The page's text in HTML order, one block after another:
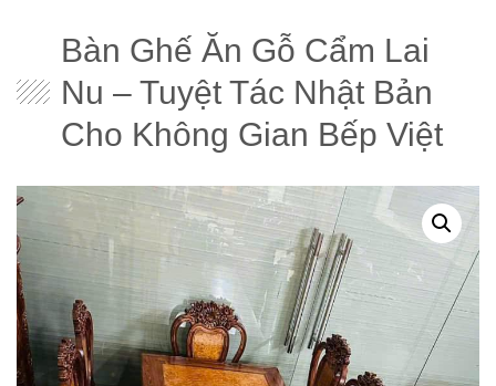
Bàn Ghế Ăn Gỗ Cẩm Lai
Nu – Tuyệt Tác Nhật Bản
Cho Không Gian Bếp Việt